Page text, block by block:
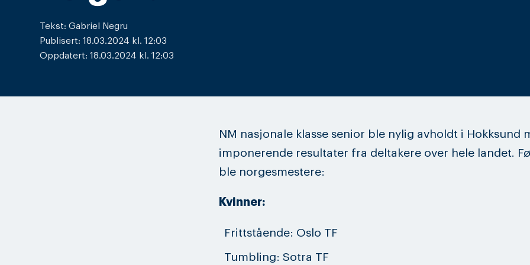
Tekst: Gabriel Negru
Publisert: 18.03.2024 kl. 12:03
Oppdatert: 18.03.2024 kl. 12:03
NM nasjonale klasse senior ble nylig avholdt i Hokksund
imponerende resultater fra deltakere over hele landet.
ble norgesmestere:
Kvinner:
Frittstående: Oslo TF
Tumbling: Sotra TF